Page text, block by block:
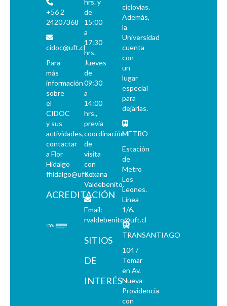
+56 2
24207368
cidoc@uft.cl
Para
más
información
sobre
el
CIDOC
y sus
actividades,
contactar
a Flor
Hidalgo
fhidalgo@uft.cl
ACREDITACIÓN
hrs. y
de
15:00
a
17:30
hrs.
Jueves
de
09:30
a
14:00
hrs.,
previa
coordinación
de
visita
con
Roxana
Valdebenito.
Email:
rvaldebenito@uft.cl
SITIOS
DE
INTERÉS
ciclovías.
Además,
la
Universidad
cuenta
con
un
lugar
especial
para
dejarlas.
METRO
Estación
de
Metro
Los
Leones.
Línea
1/6.
TRANSANTIAGO
104 /
Tomar
en Av.
Nueva
Providencia
con